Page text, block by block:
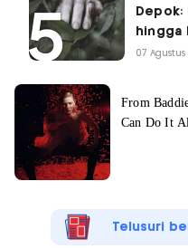
hingga
07
Telusuri